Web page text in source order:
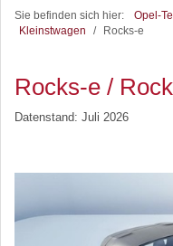
Sie befinden sich hier: Opel-
Kleinstwagen
/ Rocks-e
Rocks-e /
Datenstand: Juli 2026